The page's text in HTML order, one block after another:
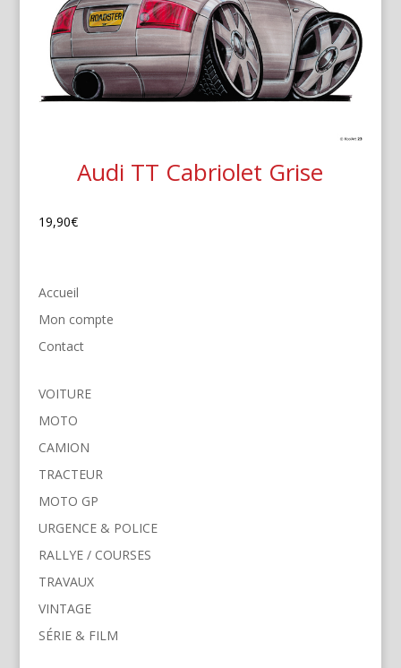
Audi TT Cabriolet Grise
19,90€
Accueil
Mon compte
Contact
VOITURE
MOTO
CAMION
TRACTEUR
MOTO GP
URGENCE & POLICE
RALLYE / COURSES
TRAVAUX
VINTAGE
SÉRIE & FILM